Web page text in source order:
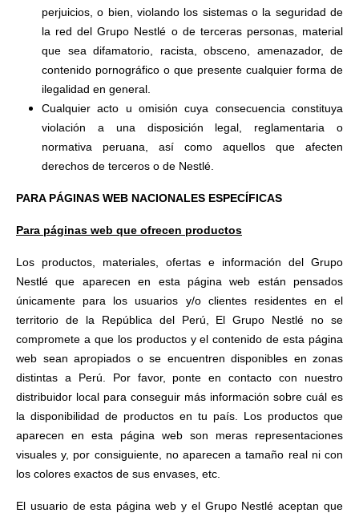
perjuicios, o bien, violando los sistemas o la seguridad de
la red del Grupo Nestlé o de terceras personas, material
que sea difamatorio, racista, obsceno, amenazador, de
contenido pornográfico o que presente cualquier forma de
ilegalidad en general.
Cualquier acto u omisión cuya consecuencia constituya
violación a una disposición legal, reglamentaria o
normativa peruana, así como aquellos que afecten
derechos de terceros o de Nestlé.
PARA PÁGINAS WEB NACIONALES ESPECÍFICAS
Para páginas web que ofrecen productos
Los productos, materiales, ofertas e información del Grupo
Nestlé que aparecen en esta página web están pensados
únicamente para los usuarios y/o clientes residentes en el
territorio de la República del Perú, El Grupo Nestlé no se
compromete a que los productos y el contenido de esta página
web sean apropiados o se encuentren disponibles en zonas
distintas a Perú. Por favor, ponte en contacto con nuestro
distribuidor local para conseguir más información sobre cuál es
la disponibilidad de productos en tu país. Los productos que
aparecen en esta página web son meras representaciones
visuales y, por consiguiente, no aparecen a tamaño real ni con
los colores exactos de sus envases, etc.
El usuario de esta página web y el Grupo Nestlé aceptan que